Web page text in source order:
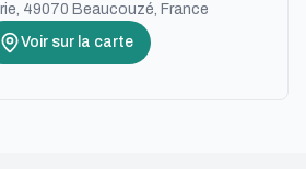
49070 Beaucouzé, France
Voir sur la carte